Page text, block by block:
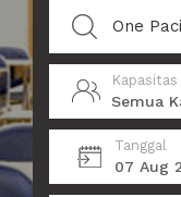
Kapasitas
Semua
Tanggal
07 Aug